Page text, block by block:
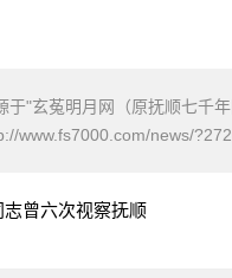
于"玄菟明月网（原抚顺七千
www.fs7000.com/news/
志曾六次视察抚顺